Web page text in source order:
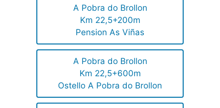
A Pobra do Brollon
Km 22,5+200m
Pension As Viñas
A Pobra do Brollon
Km 22,5+600m
Ostello A Pobra do Brollon